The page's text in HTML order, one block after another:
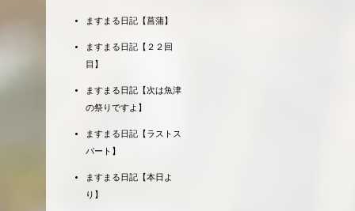
ますまる日記【菖蒲】
ますまる日記【２２回
目】
ますまる日記【次は魚津
の祭りですよ】
ますまる日記【ラストス
パート】
ますまる日記【本日よ
り】